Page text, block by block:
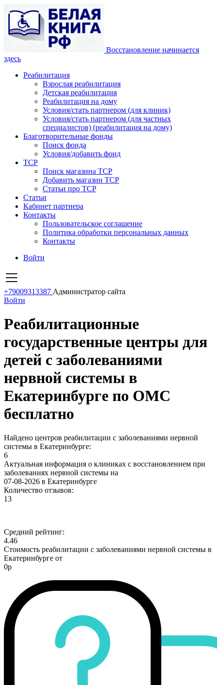
Восстановление начинается
здесь
Реабилитация
Взрослая реабилитация
Детская реабилитация
Реабилитация на дому
Условия/стать партнером (для клиник)
Условия/стать партнером (для частных
специалистов) (реабилитация на дому)
Благотворительные фонды
Поиск фонда
Условия/добавить фонд
ТСР
Поиск магазина ТСР
Добавить магазин ТСР
Статьи про ТСР
Статьи
Кабинет партнера
Контакты
Пользовательское соглашение
Политика обработки персональных данных
Контакты
Войти
+79009313387 Администратор сайта
Войти
Реабилитационные
государственные центры для
детей с заболеваниями
нервной системы в
Екатеринбурге по ОМС
бесплатно
Найдено центров реабилитации с заболеваниями нервной
системы в Екатеринбурге:
6
Актуальная информация о клиниках с восстановлением при
заболеваниях нервной системы на
07-08-2026 в Екатеринбурге
Количество отзывов:
13
Средний рейтинг:
4.46
Стоимость реабилитации с заболеваниями нервной системы в
Екатеринбурге от
0р